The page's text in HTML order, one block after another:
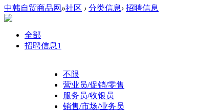
中韩自贸商品网 »社区 › 分类信息› 招聘信息
全部
招聘信息1
不限
营业员/促销/零售
服务员/收银员
销售/市场/业务员